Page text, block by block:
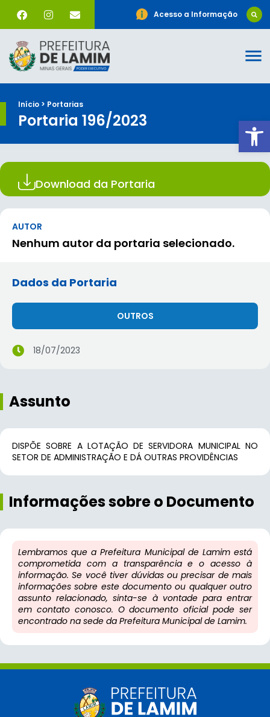
Acesso a Informação
Início > Portarias
Portaria 196/2023
Download da Portaria
AUTOR
Nenhum autor da portaria selecionado.
Dados da Portaria
OUTROS
18/07/2023
Assunto
DISPÕE SOBRE A LOTAÇÃO DE SERVIDORA MUNICIPAL NO
SETOR DE ADMINISTRAÇÃO E DÁ OUTRAS PROVIDÊNCIAS
Informações sobre o Documento
Lembramos que a Prefeitura Municipal de Lamim está
comprometida com a transparência e o acesso à
informação. Se você tiver dúvidas ou precisar de mais
informações sobre este documento ou qualquer outro
assunto relacionado, sinta-se à vontade para entrar
em contato conosco. O documento oficial pode ser
encontrado na sede da Prefeitura Municipal de Lamim.